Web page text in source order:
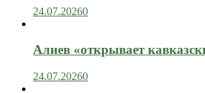
24.07.20260
Алиев «открывает
24.07.20260